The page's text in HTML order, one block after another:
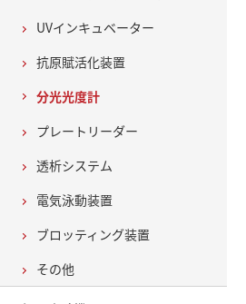
UVインキュベーター
抗原賦活化装置
分光光度計
プレートリーダー
透析システム
電気泳動装置
ブロッティング装置
その他